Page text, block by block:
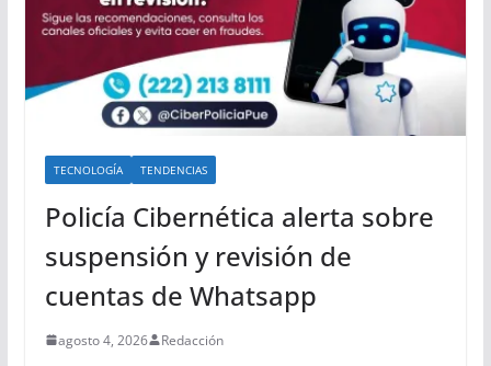
TECNOLOGÍA TENDENCIAS
Policía Cibernética alerta sobre
suspensión y revisión de
cuentas de Whatsapp
agosto 4, 2026 Redacción